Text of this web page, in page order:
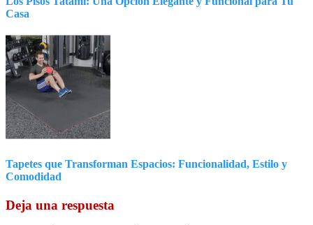
Casa
Tapetes que Transforman Espacios: Funcionalidad, Estilo y
Comodidad
Deja una respuesta